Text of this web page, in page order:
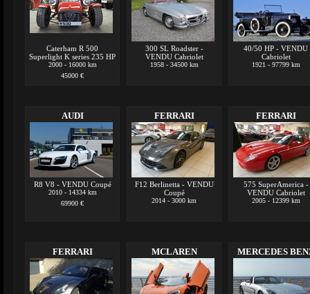
Caterham R 500
Superlight K series 235 HP
2000 - 16000 km
45000 €
300 SL Roadster -
VENDU Cabriolet
1958 - 34500 km
40/50 HP - VENDU
Cabriolet
1921 - 97799 km
AUDI
R8 V8 - VENDU Coupé
2010 - 14334 km
69900 €
FERRARI
F12 Berlinetta - VENDU
Coupé
2014 - 3000 km
FERRARI
575 SuperAmerica -
VENDU Cabriolet
2005 - 12399 km
FERRARI MCLAREN MERCEDES